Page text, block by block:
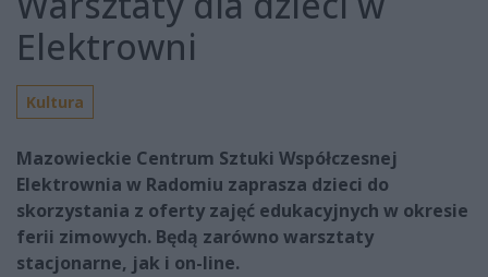
Elektrowni
Kultura
Mazowieckie Centrum Sztuki Współczesnej
Elektrownia w Radomiu zaprasza dzieci do
skorzystania z oferty zajęć edukacyjnych w okresie
ferii zimowych. Będą zarówno warsztaty
stacjonarne, jak i on-line.